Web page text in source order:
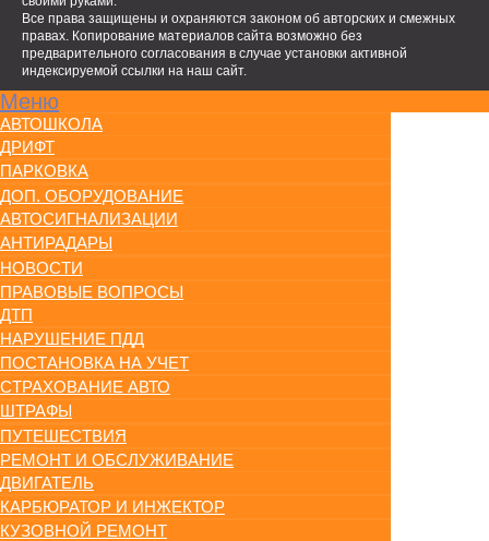
Все права защищены и охраняются законом об авторских и смежных
правах. Копирование материалов сайта возможно без
предварительного согласования в случае установки активной
индексируемой ссылки на наш сайт.
Меню
АВТОШКОЛА
ДРИФТ
ПАРКОВКА
ДОП. ОБОРУДОВАНИЕ
АВТОСИГНАЛИЗАЦИИ
АНТИРАДАРЫ
НОВОСТИ
ПРАВОВЫЕ ВОПРОСЫ
ДТП
НАРУШЕНИЕ ПДД
ПОСТАНОВКА НА УЧЕТ
СТРАХОВАНИЕ АВТО
ШТРАФЫ
ПУТЕШЕСТВИЯ
РЕМОНТ И ОБСЛУЖИВАНИЕ
ДВИГАТЕЛЬ
КАРБЮРАТОР И ИНЖЕКТОР
КУЗОВНОЙ РЕМОНТ